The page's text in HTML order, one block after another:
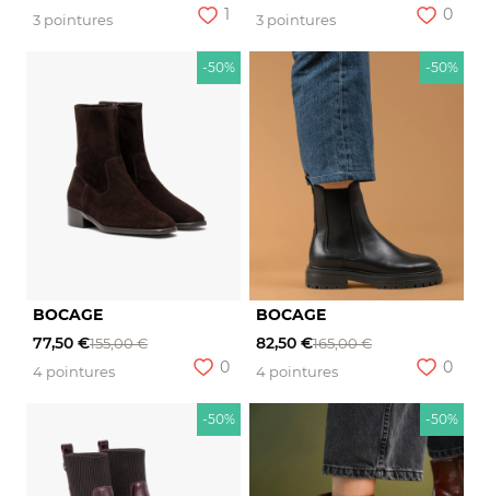
3 pointures
1
3 pointures
0
-50%
BOCAGE
77,50 €155,00 €
4 pointures
0
-50%
BOCAGE
82,50 €165,00 €
4 pointures
0
-50% -50%